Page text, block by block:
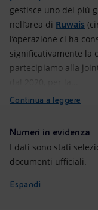
gestisce uno dei più
nell’area di Ruwais
l’operazione ci ha
significativamente la
partecipiamo alla
Continua a leggere
Numeri in evidenza
I dati sono stati
documenti ufficiali.
Espandi